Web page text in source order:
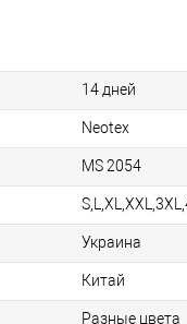
14 дней
Neotex
MS 2054
Украина
Китай
Разные цвета